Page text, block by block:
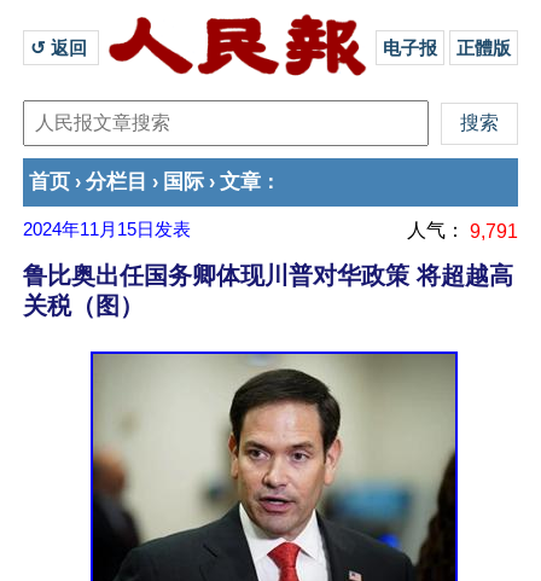
↺ 返回 电子报 正體版
首页 › 分栏目 › 国际 › 文章 ：
2024年11月15日 发表 人气： 9,791
鲁比奥出任国务卿体现川普对华政策 将超越高
关税（图）